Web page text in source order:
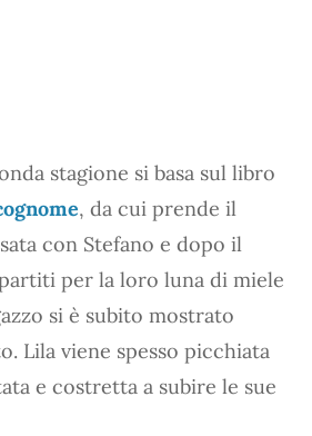
stagione si basa sul libro
, da cui prende il
con Stefano e dopo il
per la loro luna di miele
si è subito mostrato
Lila viene spesso picchiata
e costretta a subire le sue